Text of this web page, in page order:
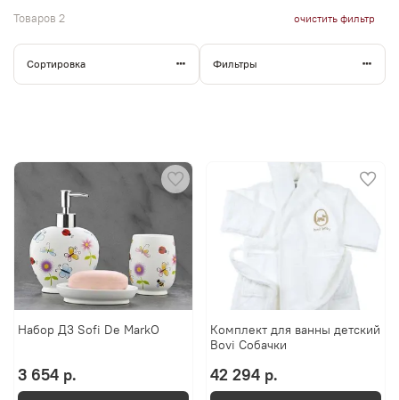
Товаров 2 очистить фильтр
Сортировка Фильтры
Набор Д3 Sofi De MarkO
3 654 р.
Комплект для ванны детский
Bovi Собачки
42 294 р.